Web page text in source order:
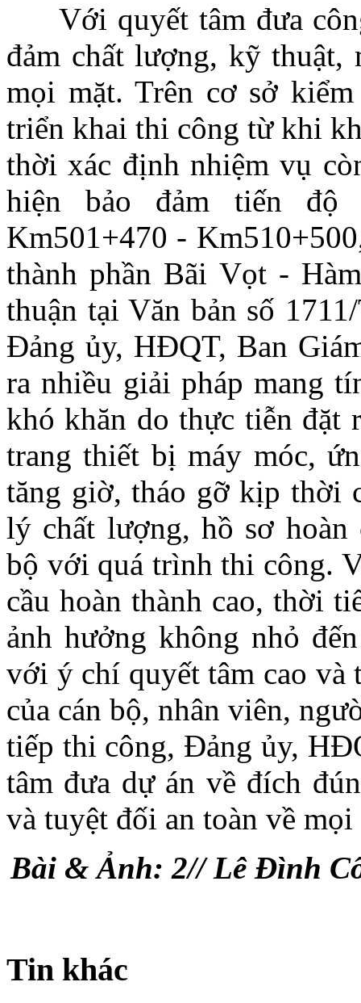
Với quyết tâm đưa
đảm chất lượng, kỹ thuật,
mọi mặt. Trên cơ sở
triển khai thi công từ khi
thời xác định nhiệm vụ
hiện bảo đảm tiến
Km501+470 -
thành phần Bãi Vọt -
thuận tại Văn bản số
Đảng ủy, HĐQT, Ban
ra nhiều giải pháp mang
khó khăn do thực tiễn đặt
trang thiết bị máy móc,
tăng giờ, tháo gỡ kịp thời
lý chất lượng, hồ sơ hoàn
bộ với quá trình thi công.
cầu hoàn thành cao, thời
ảnh hưởng không nhỏ
với ý chí quyết tâm cao và
của cán bộ, nhân viên,
tiếp thi công, Đảng ủy,
tâm đưa dự án về đích
và tuyệt đối an toàn về mọi
Bài & Ảnh: 2// Lê Đình
Tin khác